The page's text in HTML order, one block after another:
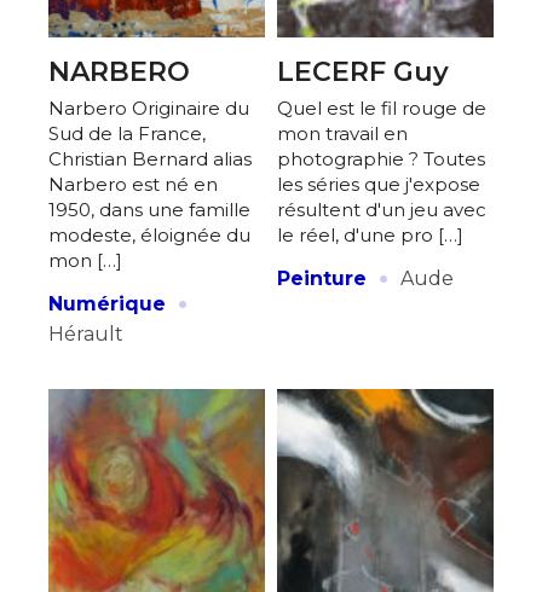
NARBERO
Narbero Originaire du
Sud de la France,
Christian Bernard alias
Narbero est né en
1950, dans une famille
modeste, éloignée du
mon […]
Numérique
·
Hérault
LECERF Guy
Quel est le fil rouge de
mon travail en
photographie ? Toutes
les séries que j'expose
résultent d'un jeu avec
le réel, d'une pro […]
Peinture
· Aude